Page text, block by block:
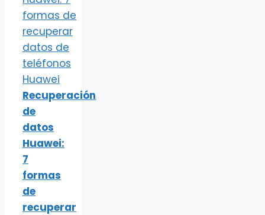
Recuperación
de
datos
Huawei:
7
formas
de
recuperar